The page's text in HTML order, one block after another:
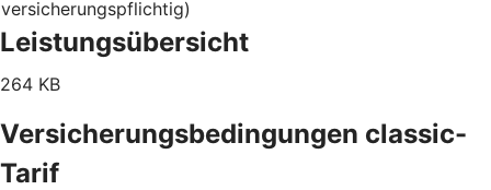
versicherungspflichtig)
Leistungsübersicht
264 KB
Versicherungsbedingungen classic-
Tarif